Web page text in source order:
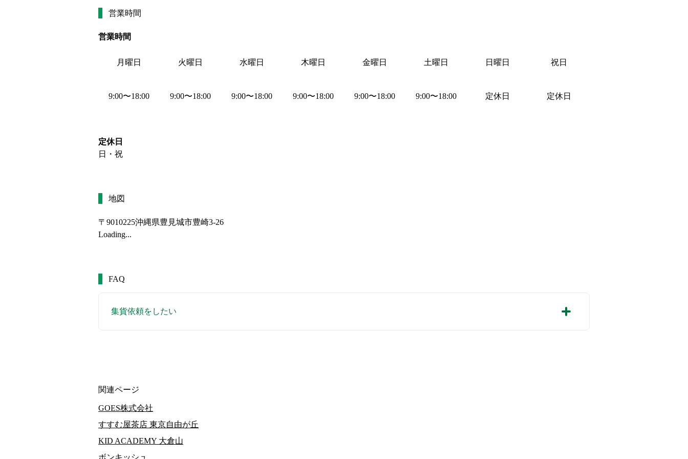
営業時間
営業時間
月曜日 火曜日 水曜日 木曜日 金曜日 土曜日 日曜日 祝日
9:00〜18:00 9:00〜18:00 9:00〜18:00 9:00〜18:00 9:00〜18:00 9:00〜18:00 定休日 定休日
定休日
日・祝
地図
〒9010225沖縄県豊見城市豊崎3-26
Loading...
FAQ
集貨依頼をしたい
関連ページ
GOES株式会社
すすむ屋茶店 東京自由が丘
KID ACADEMY 大倉山
ボンキッシュ